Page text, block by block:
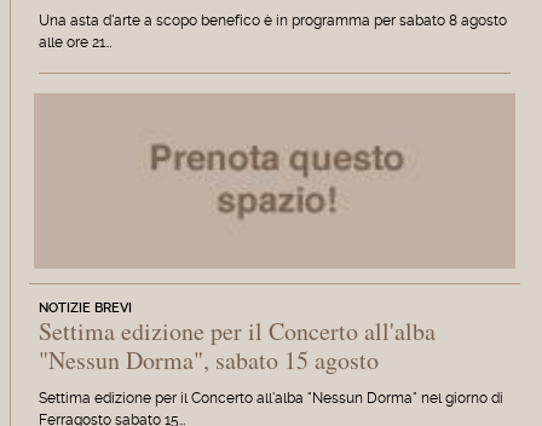
Una asta d'arte a scopo benefico è in programma per sabato 8 agosto
alle ore 21…
NOTIZIE BREVI
Settima edizione per il Concerto all'alba
"Nessun Dorma", sabato 15 agosto
Settima edizione per il Concerto all'alba "Nessun Dorma" nel giorno di
Ferragosto sabato 15…